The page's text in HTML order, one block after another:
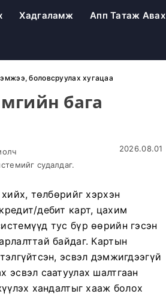
Хадгаламж Апп Татаж Авах
боловсруулах хугацаа
бага
судалдаг.
2026.08.01
төлбөрийг хэрхэн
дебит карт, цахим
тус бүр өөрийн гэсэн
байдаг. Картын
эсвэл дэмжигдээгүй
эсвэл саатуулах шалтгаан
хандалтыг хааж болох